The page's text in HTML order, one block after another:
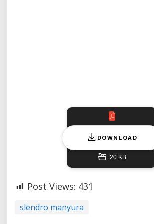
DOWNLOAD
20 KB
Post Views: 431
slendro manyura